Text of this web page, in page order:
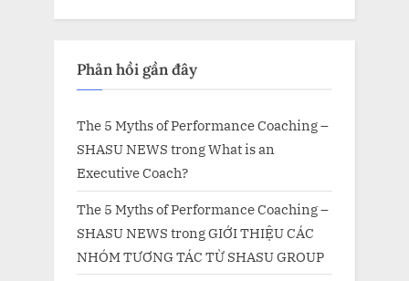
Phản hồi gần đây
The 5 Myths of Performance Coaching –
SHASU NEWS trongWhat is an
Executive Coach?
The 5 Myths of Performance Coaching –
SHASU NEWS trongGIỚI THIỆU CÁC
NHÓM TƯƠNG TÁC TỪ SHASU GROUP